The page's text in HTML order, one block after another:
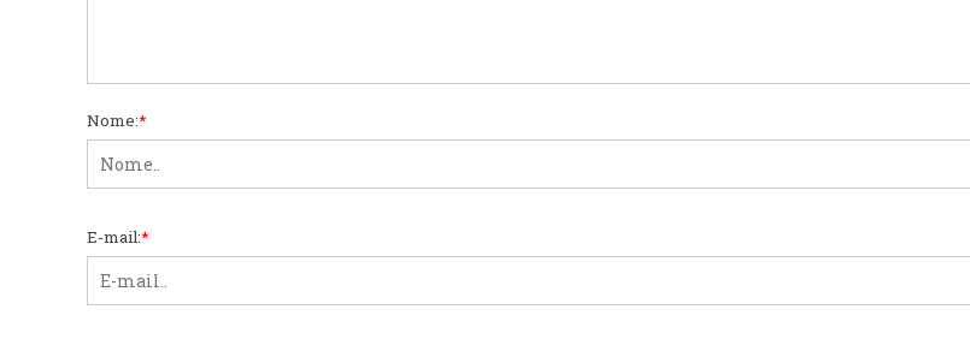
Nome:*
E-mail:*